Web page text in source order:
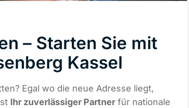
– Starten Sie mit
Kassel
Egal wo die neue Adresse liegt,
Ihr zuverlässiger Partner für nationale